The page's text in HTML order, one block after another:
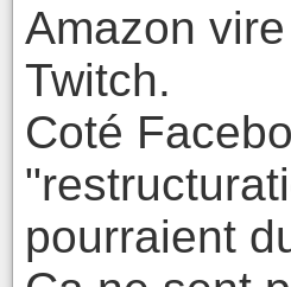
Amazon
Twitch.
Coté
pourraient